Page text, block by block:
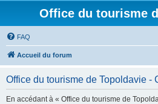
Office du tourisme
FAQ
Accueil du forum
Office du tourisme de Topoldavie -
En accédant à « Office du tourisme de